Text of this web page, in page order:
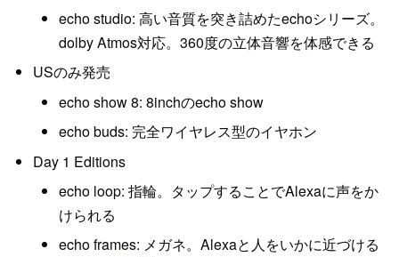
echo studio: 高い音質を突き詰めたechoシリーズ。
dolby Atmos対応。360度の立体音響を体感できる
USのみ発売
echo show 8: 8inchのecho show
echo buds: 完全ワイヤレス型のイヤホン
Day 1 Editions
echo loop: 指輪。タップすることでAlexaに声をか
けられる
echo frames: メガネ。Alexaと人をいかに近づける